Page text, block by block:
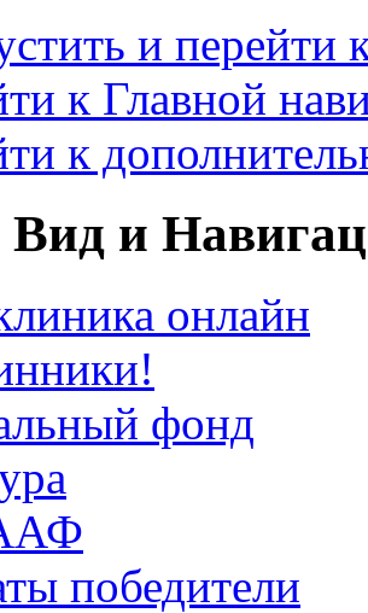
и перейти
к Главной
к
и
онлайн
фонд
победители